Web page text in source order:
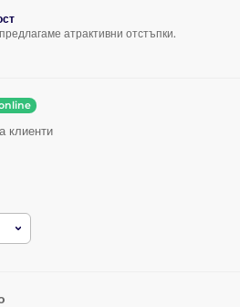
атрактивни отстъпки.
клиенти